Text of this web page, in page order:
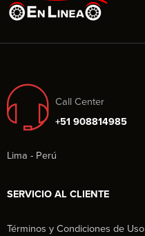
Call Center
+51 908814985
Lima - Perú
SERVICIO AL CLIENTE
Términos y Condiciones de Uso